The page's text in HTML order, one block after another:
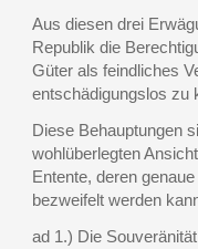
Aus diesen drei
Republik die
Güter als feindliches
entschädigungslos zu
Diese Behauptungen
wohlüberlegten
Entente, deren
bezweifelt werden
ad 1.) Die